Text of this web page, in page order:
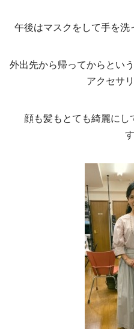
午後はマスクをして手を洗
外出先から帰ってからとい
アクセサ
顔も髪もとても綺麗にし
す